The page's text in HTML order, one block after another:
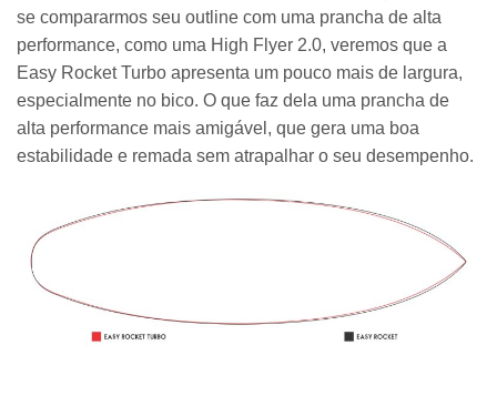
se compararmos seu outline com uma prancha de alta
performance, como uma High Flyer 2.0, veremos que a
Easy Rocket Turbo apresenta um pouco mais de largura,
especialmente no bico. O que faz dela uma prancha de
alta performance mais amigável, que gera uma boa
estabilidade e remada sem atrapalhar o seu desempenho.